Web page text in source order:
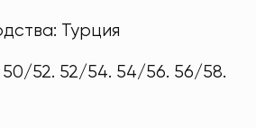
Турция
52. 52/54. 54/56. 56/58.